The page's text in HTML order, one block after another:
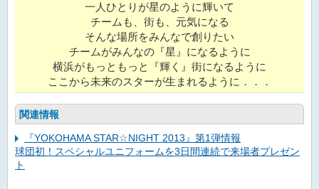
一人ひとりが星のように輝いて
チームも、街も、元気になる
そんな場所をみんなで創りたい
チームがみんなの『星』になるように
横浜がもっともっと『輝く』街になるように
ここから未来のスターが生まれるように．．．
関連情報
『YOKOHAMA STAR☆NIGHT 2013』第1弾情報
球団初！スペシャルユニフォームを3日間連続で来場者プレゼン
ト